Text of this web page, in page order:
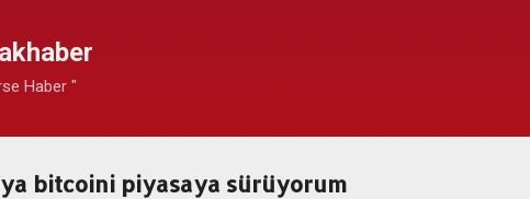
Haber "
bitcoini piyasaya sürüyorum